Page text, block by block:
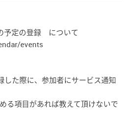
予定の登録 について
events
した際に、参加者にサービス通知
る項目があれば教えて頂けないで